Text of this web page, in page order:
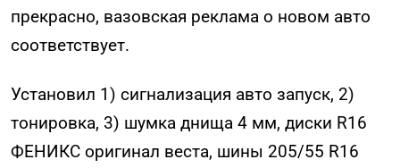
прекрасно, вазовская реклама о новом авто
соответствует.
Установил 1) сигнализация авто запуск, 2)
тонировка, 3) шумка днища 4 мм, диски R16
ФЕНИКС оригинал веста, шины 205/55 R16